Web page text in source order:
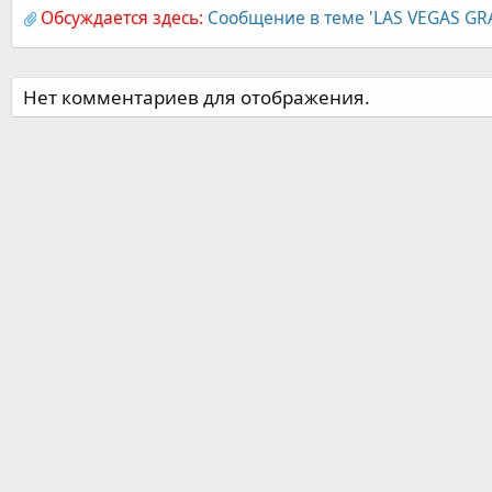
Обсуждается здесь: Сообщение в теме 'LAS VEGAS
Нет комментариев для отображения.